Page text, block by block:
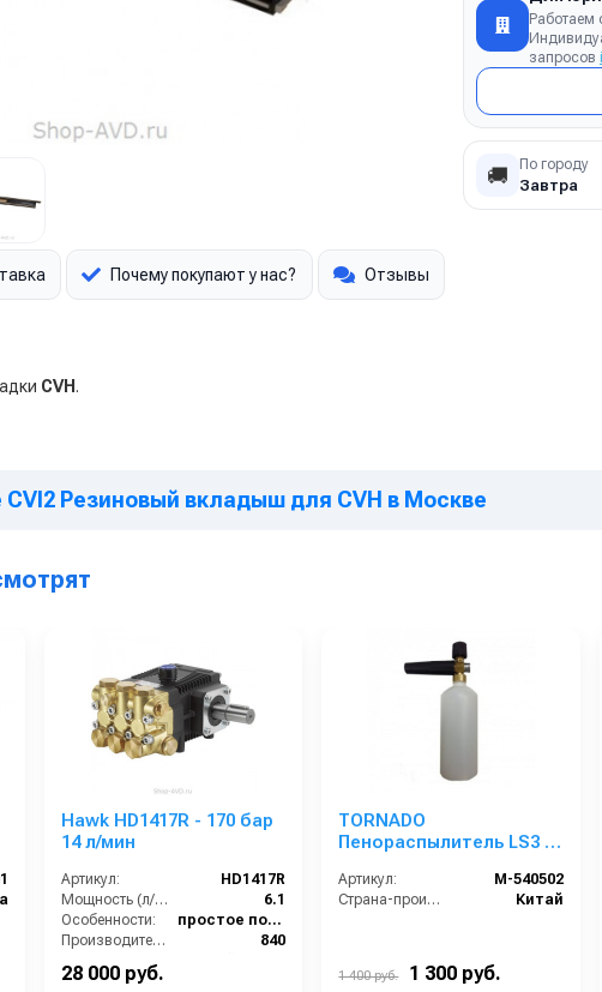
запросов
🚚 По городу
Завтра
Почему покупают у нас? Отзывы
CVH .
CVI2 Резиновый вкладыш для CVH в Москве
Hawk HD1417R - 170 бар
14 л/мин
Артикул:
HD1417R
Мощность (л/с):
6.1
Особенности:
простое подключение
Производительность (л/ч):
840
Максимальное давление воды (бар):
28 000 руб.
TORNADO
Пенораспылитель LS3 с
адаптером Karcher
Артикул:
M-540502
Страна-производитель:
Китай
1 400 руб. 1 300 руб.